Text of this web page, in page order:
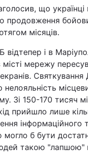
що
продовження
місяців.
відтепер і в
місті мережу
екранів.
Зі 150-170 тисяч
прийшло лише
інформаційного
б бути
такою "лапшою"